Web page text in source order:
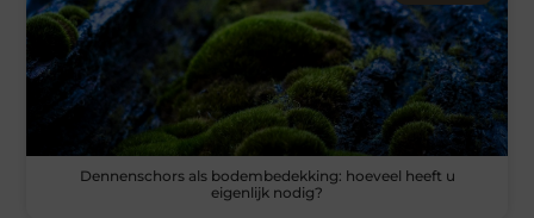
Dennenschors als bodembedekking: hoeveel heeft u
eigenlijk nodig?